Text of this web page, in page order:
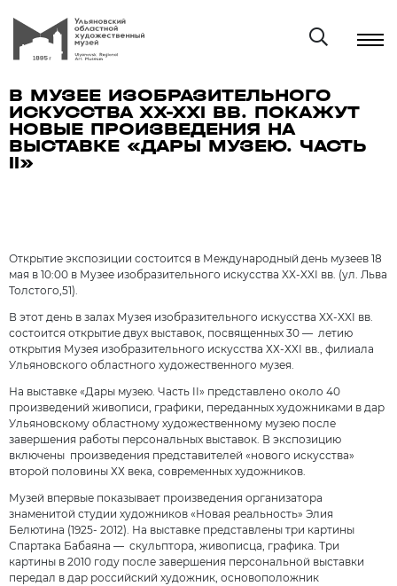
В МУЗЕЕ ИЗОБРАЗИТЕЛЬНОГО
ИСКУССТВА XX-XXI ВВ. ПОКАЖУТ
НОВЫЕ ПРОИЗВЕДЕНИЯ НА
ВЫСТАВКЕ «ДАРЫ МУЗЕЮ. ЧАСТЬ
II»
Открытие экспозиции состоится в Международный день музеев 18
мая в 10:00 в Музее изобразительного искусства XX-XXI вв. (ул. Льва
Толстого,51).
В этот день в залах Музея изобразительного искусства XX-XXI вв.
состоится открытие двух выставок, посвященных 30 — летию
открытия Музея изобразительного искусства ХХ-ХХI вв., филиала
Ульяновского областного художественного музея.
На выставке «Дары музею. Часть II» представлено около 40
произведений живописи, графики, переданных художниками в дар
Ульяновскому областному художественному музею после
завершения работы персональных выставок. В экспозицию
включены произведения представителей «нового искусства»
второй половины ХХ века, современных художников.
Музей впервые показывает произведения организатора
знаменитой студии художников «Новая реальность» Элия
Белютина (1925- 2012). На выставке представлены три картины
Спартака Бабаяна — скульптора, живописца, графика. Три
картины в 2010 году после завершения персональной выставки
передал в дар российский художник, основоположник